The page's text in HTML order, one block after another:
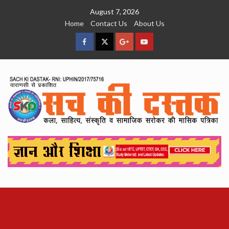
August 7, 2026
Home
Contact Us About Us
facebookTwitterGoogleYouTube